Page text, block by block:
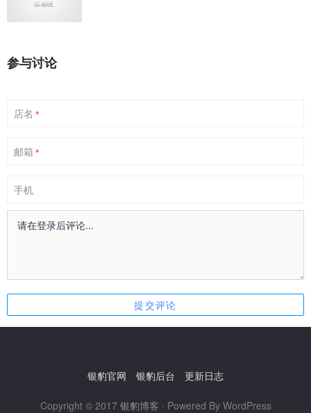
参与讨论
店名 *
邮箱 *
手机
银豹官网 银豹后台 更新日志
Copyright © 2017 银豹博客 · Powered By WordPress